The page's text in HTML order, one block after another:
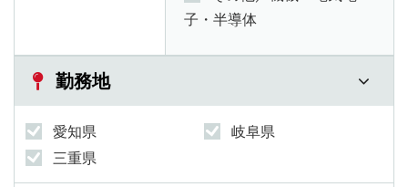
子・半導体
勤務地
愛知県
岐阜県
三重県